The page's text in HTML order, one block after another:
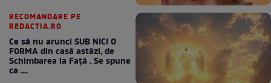
RECOMANDARE PE
REDACTIA.RO
Ce să nu arunci SUB NICI O
FORMA din casă astăzi, de
Schimbarea la Față . Se spune
ca ....